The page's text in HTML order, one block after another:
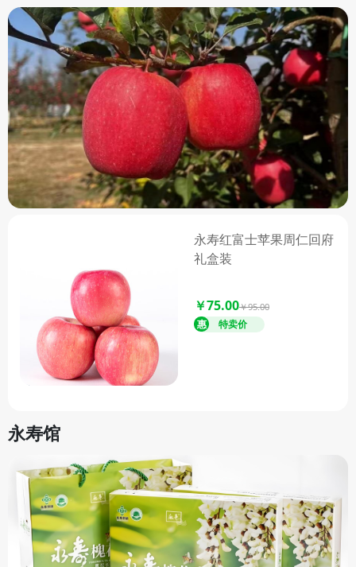
密集，果皮较粗糙，果实近圆稍
扁，顶部具有五棱，果面鲜红或
鲜枣红，披腊光，果肉粉白至粉
红，肉质紧密，味酸稍甜，内含
多种微量元素，营养丰富。 绛
县大樱桃也备受青睐，因特殊的
山区小气候，这里的大樱桃不仅
生长快、结果早、成熟早，而且
果个大、色浓、口感好，耐储
运，极具市场竞争力，绛县已成
区，华北地区最大的樱桃生产基
地。此外，店内还有口感独特、
晚熟质优、味美耐贮的绛县苹
果。 绛县特产馆坚持为大家提
供绿色、天然、健康的农产品，
让您品尝到原汁原味的绛县味
道，感受绛县的独特魅力。
永寿红富士苹果周仁回府
礼盒装
￥75.00￥95.00
永寿馆